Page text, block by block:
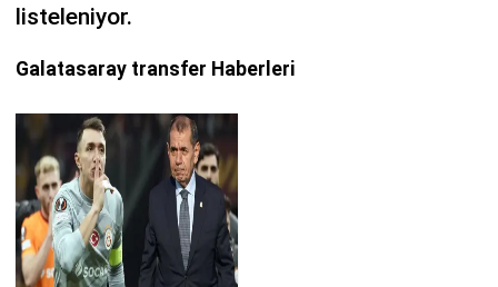
listeleniyor.
Galatasaray transfer Haberleri